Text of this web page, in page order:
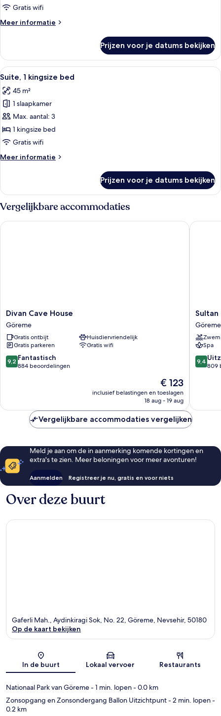
Gratis wifi
Meer informatie
Meer
Prijzen voor je datums bekijken
Alle
foto's
voor
Suite,
1
kingsize
bed
Een hotelkamer met een groot bed,
11
Suite, 1 kingsize bed
45 m²
1 slaapkamer
Max. aantal: 3
1 kingsize bed
Gratis wifi
Meer informatie
Meer
1
kingsize
bed
Prijzen voor je datums bekijken
Vergelijkbare accommodaties
Divan
Cave
House
Göreme
Divan Cave House
Göreme
Gratis ontbijt
Huisdiervriendelijk
Gratis parkeren
Gratis wifi
9.2
van
9,2 Fantastisch
884 beoordelingen
De
prijs
is
€ 123
inclusief belastingen en toeslagen
18 aug - 19 aug
Divan Cave House
Sultan
Cave
Suites
Göreme
Sultan
Göreme
Spa
9.4
van
9,4
809
Sultan
Vergelijkbare accommodaties vergelijken
Meld je aan om de in aanmerking komende kortingen en
extra's te zien. Meer beloningen voor meer avonturen!
Aanmelden Registreer je nu, gratis en voor niets
Over deze buurt
Kaart
Gaferli Mah., Aydinkiragi Sok, No. 22, Göreme, Nevsehir, 50180
Op de kaart bekijken
In de buurt Lokaal vervoer Restaurants
Nationaal Park van Göreme- 1 min. lopen- 0.0 km
Zonsopgang en Zonsondergang Ballon Uitzichtpunt- 2 min. lopen-
0.2 km